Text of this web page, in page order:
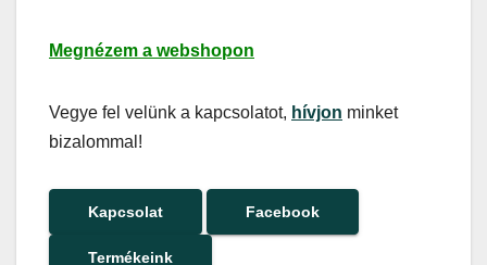
Megnézem a webshopon
Vegye fel velünk a kapcsolatot, hívjon minket
bizalommal!
Kapcsolat Facebook
Termékeink